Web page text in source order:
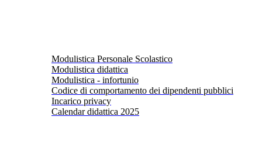
Modulistica Personale Scolastico
Modulistica didattica
Modulistica - infortunio
Codice di comportamento dei dipendenti pubblici
Incarico privacy
Calendar didattica 2025